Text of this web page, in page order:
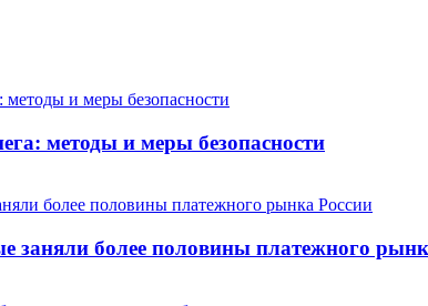
методы и меры безопасности
заняли более половины платежного